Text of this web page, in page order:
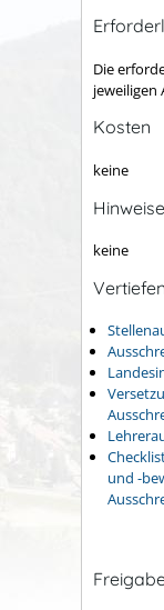
Die
jeweiligen
Kosten
keine
Hinweise
keine
und -